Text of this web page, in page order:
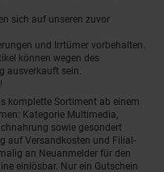
sich auf unseren zuvor
und Irrtümer vorbehalten.
können wegen des
ausverkauft sein.
komplette Sortiment ab einem
Kategorie Multimedia,
sowie gesondert
auf Versandkosten und Filial-
an Neuanmelder für den
einlösbar. Nur ein Gutschein